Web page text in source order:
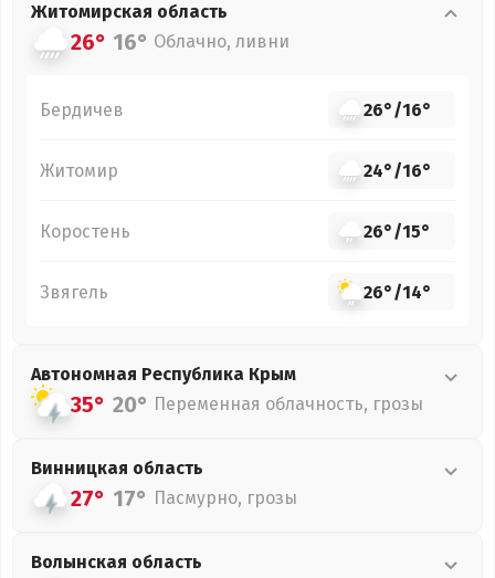
Житомирская область
26° 16° Облачно, ливни
Бердичев 26°/16°
Житомир 24°/16°
Коростень 26°/15°
Звягель 26°/14°
Автономная Республика Крым
35° 20° Переменная облачность, грозы
Винницкая область
27° 17° Пасмурно, грозы
Волынская область